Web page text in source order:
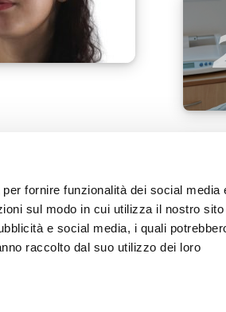
fornire funzionalità dei social media
sul modo in cui utilizza il nostro sito
e social media, i quali
raccolto dal suo utilizzo dei loro
SUCCESSIVO